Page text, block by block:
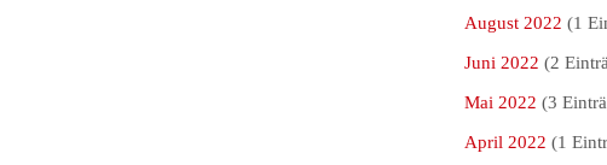
August 2022 (1
Juni 2022 (2
Mai 2022 (3
April 2022 (1